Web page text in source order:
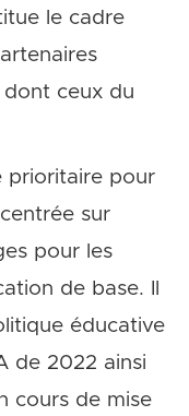
le cadre
dont ceux du
prioritaire pour
sur
pour les
de base. Il
éducative
de 2022 ainsi
cours de mise